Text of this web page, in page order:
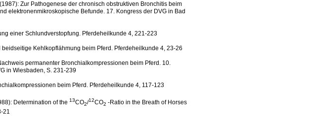
Zur Pathogenese der chronisch obstruktiven Bronchitis beim
elektronenmikroskopische Befunde. 17. Kongress der DVG in Bad
einer Schlundverstopfung. Pferdeheilkunde 4, 221-223
Kehlkopflähmung beim Pferd. Pferdeheilkunde 4, 23-26
permanenter Bronchialkompressionen beim Pferd. 10.
in Wiesbaden, S. 231-239
beim Pferd. Pferdeheilkunde 4, 117-123
Determination of the 13CO2/12CO2 -Ratio in the Breath of Horses
21